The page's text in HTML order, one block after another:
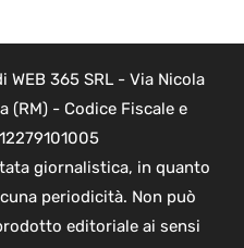
365 SRL - Via Nicola
(RM) - Codice Fiscale e
giornalistica, in quanto
periodicità. Non può
editoriale ai sensi